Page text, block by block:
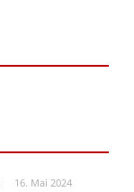
16. Mai 2024